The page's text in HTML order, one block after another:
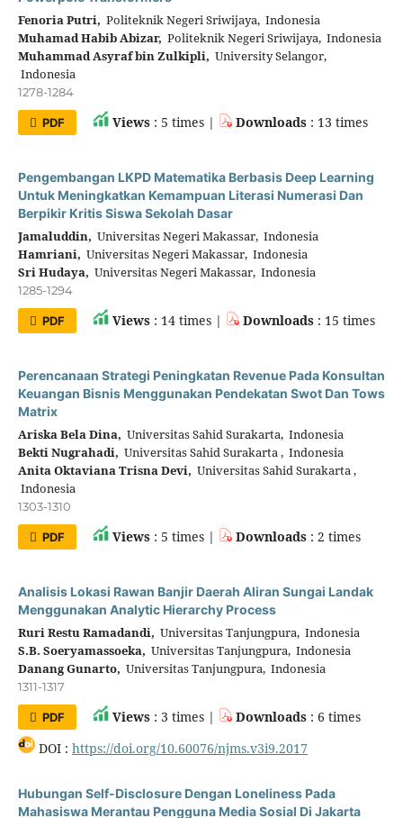
Fenoria Putri, Politeknik Negeri Sriwijaya, Indonesia
Muhamad Habib Abizar, Politeknik Negeri Sriwijaya, Indonesia
Muhammad Asyraf bin Zulkipli, University Selangor,
Indonesia
1278-1284
PDF Views : 5 times | Downloads : 13 times
Pengembangan LKPD Matematika Berbasis Deep Learning
Untuk Meningkatkan Kemampuan Literasi Numerasi Dan
Berpikir Kritis Siswa Sekolah Dasar
Jamaluddin, Universitas Negeri Makassar, Indonesia
Hamriani, Universitas Negeri Makassar, Indonesia
Sri Hudaya, Universitas Negeri Makassar, Indonesia
1285-1294
PDF Views : 14 times | Downloads : 15 times
Perencanaan Strategi Peningkatan Revenue Pada Konsultan
Keuangan Bisnis Menggunakan Pendekatan Swot Dan Tows
Matrix
Ariska Bela Dina, Universitas Sahid Surakarta, Indonesia
Bekti Nugrahadi, Universitas Sahid Surakarta , Indonesia
Anita Oktaviana Trisna Devi, Universitas Sahid Surakarta ,
Indonesia
1303-1310
PDF Views : 5 times | Downloads : 2 times
Analisis Lokasi Rawan Banjir Daerah Aliran Sungai Landak
Menggunakan Analytic Hierarchy Process
Ruri Restu Ramadandi, Universitas Tanjungpura, Indonesia
S.B. Soeryamassoeka, Universitas Tanjungpura, Indonesia
Danang Gunarto, Universitas Tanjungpura, Indonesia
1311-1317
PDF Views : 3 times | Downloads : 6 times
DOI : https://doi.org/10.60076/njms.v3i9.2017
Hubungan Self-Disclosure Dengan Loneliness Pada
Mahasiswa Merantau Pengguna Media Sosial Di Jakarta